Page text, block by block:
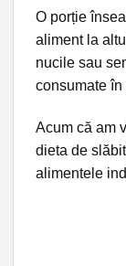
O porție
aliment la
nucile sau
consumate în
Acum că am
dieta de
alimentele